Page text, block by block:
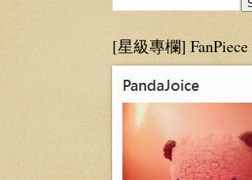
[星級專欄] FanPiece